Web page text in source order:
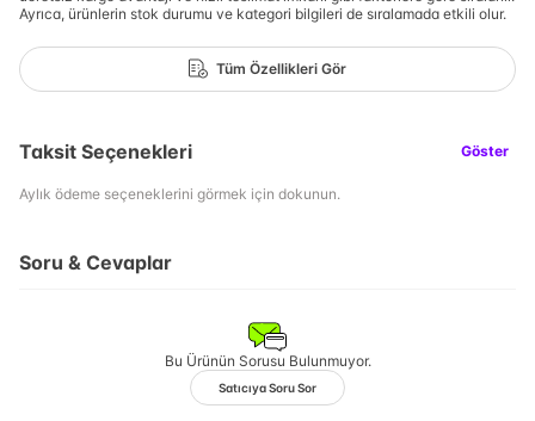
Ayrıca, ürünlerin stok durumu ve kategori bilgileri de sıralamada etkili olur.
Tüm Özellikleri Gör
Taksit Seçenekleri Göster
Aylık ödeme seçeneklerini görmek için dokunun.
Soru & Cevaplar
Bu Ürünün Sorusu Bulunmuyor.
Satıcıya Soru Sor